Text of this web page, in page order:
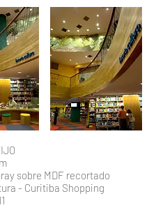
sobre MDF recortado
- Curitiba Shopping